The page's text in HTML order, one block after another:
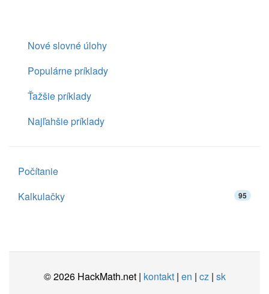
Nové slovné úlohy
Populárne príklady
Ťažšie príklady
Najľahšie príklady
Počítanie
Kalkulačky
95
© 2026 HackMath.net | kontakt| en | cz| sk